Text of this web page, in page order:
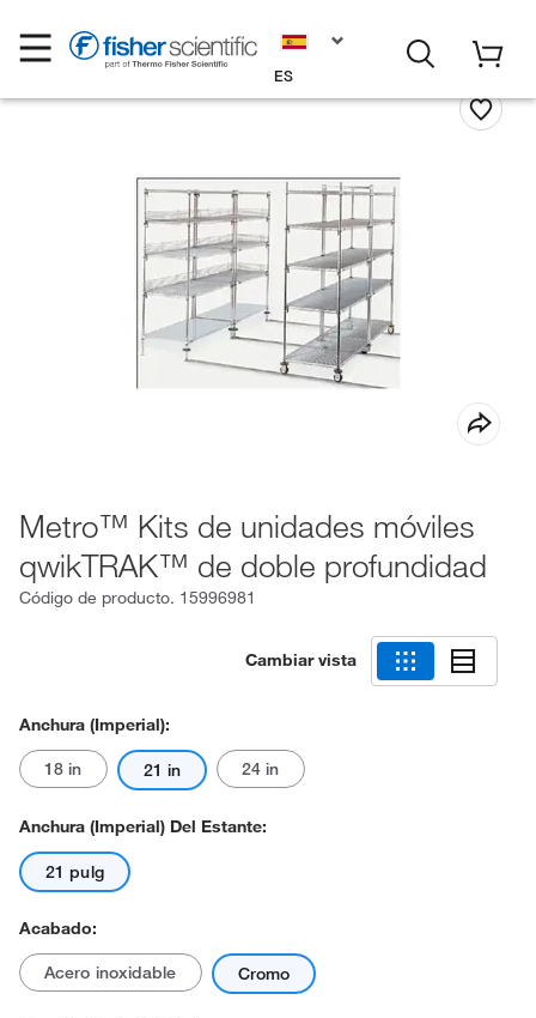
ES
Metro™ Kits de unidades móviles
qwikTRAK™ de doble profundidad
Código de producto. 15996981
Cambiar vista
Anchura (imperial):
18 in 21 in 24 in
Anchura (imperial) Del Estante:
21 pulg
Acabado:
Acero inoxidable Cromo